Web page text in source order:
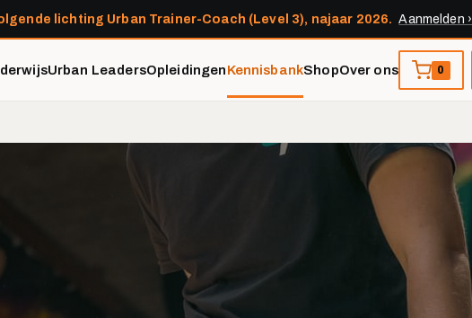
lichting Urban Trainer-Coach (Level 3), najaar 2026. Aanmelden ›
Urban LeadersOpleidingenKennisbankShopOver ons 0